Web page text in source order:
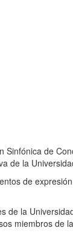
de
de la
de
de la
miembros de